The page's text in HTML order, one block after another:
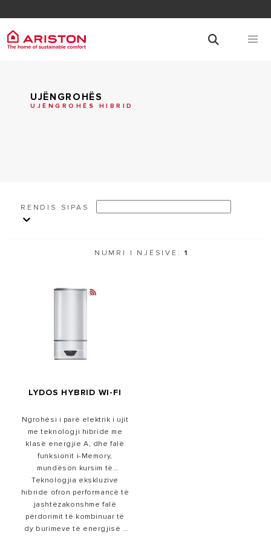
UJËNGROHËS
UJËNGROHËS HIBRID
RENDIS SIPAS
NUMRI I NJËSIVE:1
LYDOS HYBRID WI-FI
Ngrohësi i parë elektrik i ujit
me teknologji hibride me
klasë energjie A, dhe falë
funksionit i-Memory,
mundëson kursim të
energjisë deri në 50%
krahasuar me një ngrohës
uji standard me klasë
energjie B (A+/F).
Teknologjia ekskluzive
hibride ofron performancë të
jashtëzakonshme falë
përdorimit të kombinuar të
dy burimeve të energjisë -